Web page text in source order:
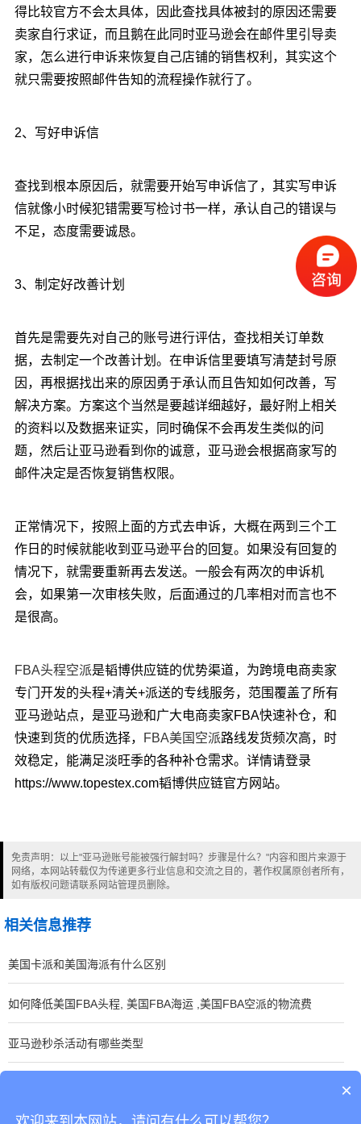
得比较官方不会太具体，因此查找具体被封的原因还需要
卖家自行求证，而且鹅在此同时亚马逊会在邮件里引导卖
家，怎么进行申诉来恢复自己店铺的销售权利，其实这个
就只需要按照邮件告知的流程操作就行了。
2、写好申诉信
查找到根本原因后，就需要开始写申诉信了，其实写申诉
信就像小时候犯错需要写检讨书一样，承认自己的错误与
不足，态度需要诚恳。
3、制定好改善计划
首先是需要先对自己的账号进行评估，查找相关订单数
据，去制定一个改善计划。在申诉信里要填写清楚封号原
因，再根据找出来的原因勇于承认而且告知如何改善，写
解决方案。方案这个当然是要越详细越好，最好附上相关
的资料以及数据来证实，同时确保不会再发生类似的问
题，然后让亚马逊看到你的诚意，亚马逊会根据商家写的
邮件决定是否恢复销售权限。
正常情况下，按照上面的方式去申诉，大概在两到三个工
作日的时候就能收到亚马逊平台的回复。如果没有回复的
情况下，就需要重新再去发送。一般会有两次的申诉机
会，如果第一次审核失败，后面通过的几率相对而言也不
是很高。
FBA头程空派是韬博供应链的优势渠道，为跨境电商卖家
专门开发的头程+清关+派送的专线服务，范围覆盖了所有
亚马逊站点，是亚马逊和广大电商卖家FBA快速补仓，和
快速到货的优质选择，
FBA美国空派路线发货频次高，时
效稳定，能满足淡旺季的各种补仓需求。详情请登录
https://www.topestex.com韬博供应链官方网站。
免责声明：以上"亚马逊账号能被强行解封吗？步骤是什么？"内容和图片来源于
网络，本网站转载仅为传递更多行业信息和交流之目的，著作权属原创者所有，
如有版权问题请联系网站管理员删除。
相关信息推荐
美国卡派和美国海派有什么区别
如何降低美国FBA头程, 美国FBA海运 ,美国FBA空派的物流费
亚马逊秒杀活动有哪些类型
×